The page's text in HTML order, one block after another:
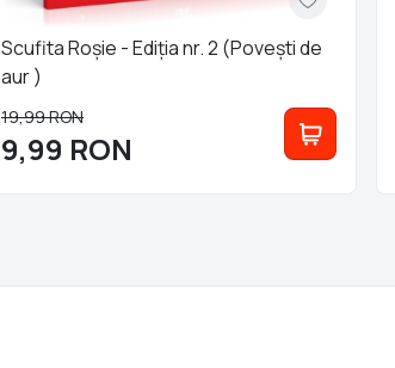
Scufita Roşie - Ediția nr. 2 (Poveşti de
aur )
9,99 RON
19,99RON